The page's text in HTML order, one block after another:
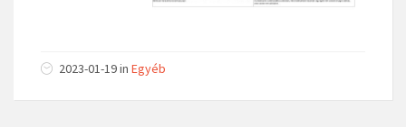
2023-01-19in Egyéb